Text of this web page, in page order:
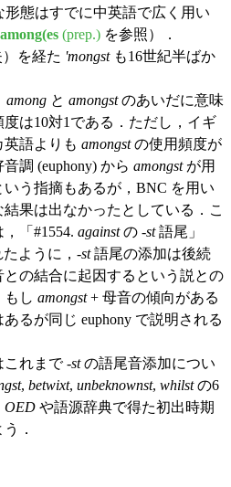
形態はすでに中英語で広く用い
among(es (prep.) を参照）．
）を経た 'mongstも16世紀半ばか
among と amongstのあいだに意味
は10対1である．ただし，イギ
英語よりも amongstの使用頻度が
調 (euphony) から amongstが用
う指摘もあるが，BNC を用い
果は出なかったとしている．こ
「#1554. againstの -st語尾」
たように，-st語尾の添加は後続
の結合に起因するという説との
もし amongst+ 母音の傾向がある
るが同じ euphony で説明される
れまで -stの語尾音添加につい
, betwixt, unbeknownst, whilstの6
OED や語源辞典で得た初出時期
．